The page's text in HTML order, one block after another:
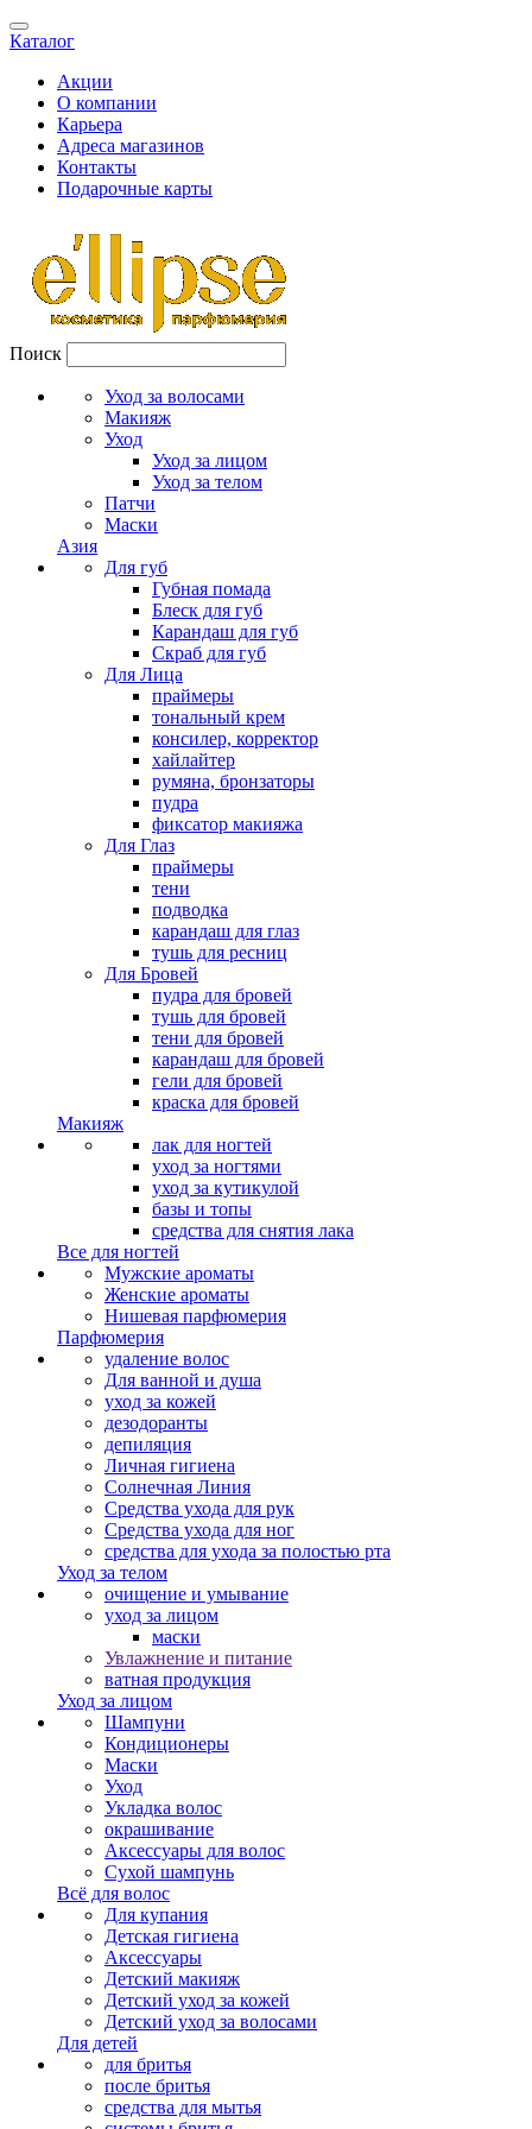
Каталог
Акции
О компании
Карьера
Адреса магазинов
Контакты
Подарочные карты
Поиск
Уход за волосами
Макияж
Уход
Уход за лицом
Уход за телом
Патчи
Маски
Азия
Для губ
Губная помада
Блеск для губ
Карандаш для губ
Скраб для губ
Для Лица
праймеры
тональный крем
консилер, корректор
хайлайтер
румяна, бронзаторы
пудра
фиксатор макияжа
Для Глаз
праймеры
тени
подводка
карандаш для глаз
тушь для ресниц
Для Бровей
пудра для бровей
тушь для бровей
тени для бровей
карандаш для бровей
гели для бровей
краска для бровей
Макияж
лак для ногтей
уход за ногтями
уход за кутикулой
базы и топы
средства для снятия лака
Все для ногтей
Мужские ароматы
Женские ароматы
Нишевая парфюмерия
Парфюмерия
удаление волос
Для ванной и душа
уход за кожей
дезодоранты
депиляция
Личная гигиена
Солнечная Линия
Средства ухода для рук
Средства ухода для ног
средства для ухода за полостью рта
Уход за телом
очищение и умывание
уход за лицом
маски
Увлажнение и питание
ватная продукция
Уход за лицом
Шампуни
Кондиционеры
Маски
Уход
Укладка волос
окрашивание
Аксессуары для волос
Сухой шампунь
Всё для волос
Для купания
Детская гигиена
Аксессуары
Детский макияж
Детский уход за кожей
Детский уход за волосами
Для детей
для бритья
после бритья
средства для мытья